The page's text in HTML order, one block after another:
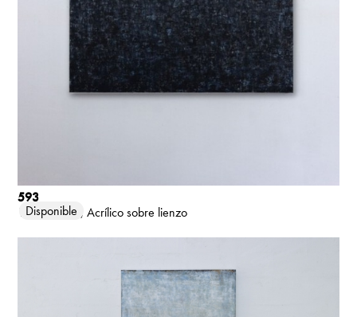
593
130 x 97 cm
Acrílico sobre lienzo
Disponible